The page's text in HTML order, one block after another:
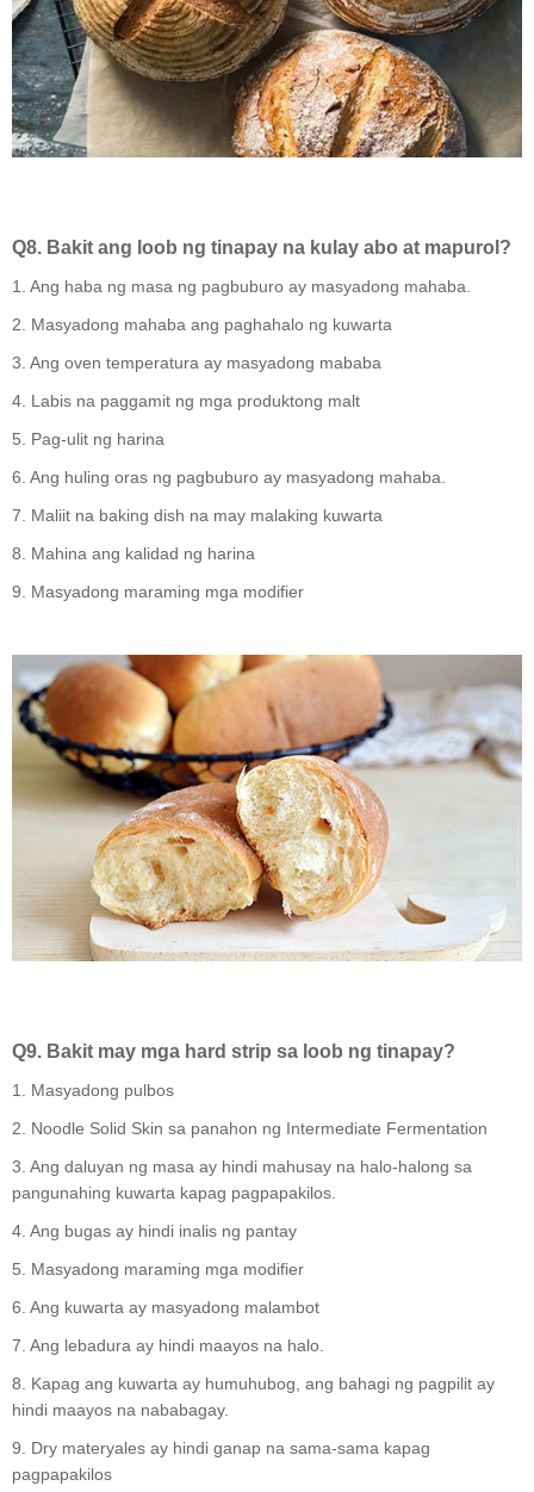
Q8. Bakit ang loob ng tinapay na kulay abo at mapurol?
1. Ang haba ng masa ng pagbuburo ay masyadong mahaba.
2. Masyadong mahaba ang paghahalo ng kuwarta
3. Ang oven temperatura ay masyadong mababa
4. Labis na paggamit ng mga produktong malt
5. Pag-ulit ng harina
6. Ang huling oras ng pagbuburo ay masyadong mahaba.
7. Maliit na baking dish na may malaking kuwarta
8. Mahina ang kalidad ng harina
9. Masyadong maraming mga modifier
Q9. Bakit may mga hard strip sa loob ng tinapay?
1. Masyadong pulbos
2. Noodle Solid Skin sa panahon ng Intermediate Fermentation
3. Ang daluyan ng masa ay hindi mahusay na halo-halong sa
pangunahing kuwarta kapag pagpapakilos.
4. Ang bugas ay hindi inalis ng pantay
5. Masyadong maraming mga modifier
6. Ang kuwarta ay masyadong malambot
7. Ang lebadura ay hindi maayos na halo.
8. Kapag ang kuwarta ay humuhubog, ang bahagi ng pagpilit ay
hindi maayos na nababagay.
9. Dry materyales ay hindi ganap na sama-sama kapag
pagpapakilos